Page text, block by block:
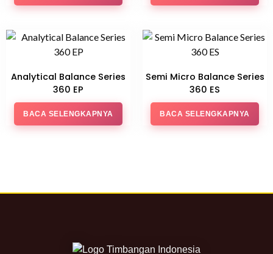
Analytical Balance Series
360 EP
BACA SELENGKAPNYA
Semi Micro Balance Series
360 ES
BACA SELENGKAPNYA